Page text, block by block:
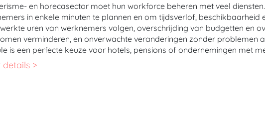
en horecasector moet hun workforce beheren met veel
in enkele minuten te plannen en om tijdsverlof, beschikbaarheid
uren van werknemers volgen, overschrijding van budgetten en
verminderen, en onverwachte veranderingen zonder problemen
is een perfecte keuze voor hotels, pensions of ondernemingen met
details >